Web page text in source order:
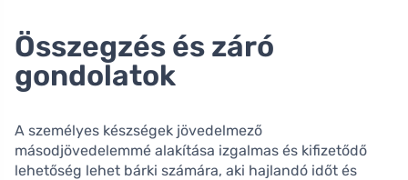
Összegzés és záró
gondolatok
A személyes készségek jövedelmező
másodjövedelemmé alakítása izgalmas és kifizetődő
lehetőség lehet bárki számára, aki hajlandó időt és